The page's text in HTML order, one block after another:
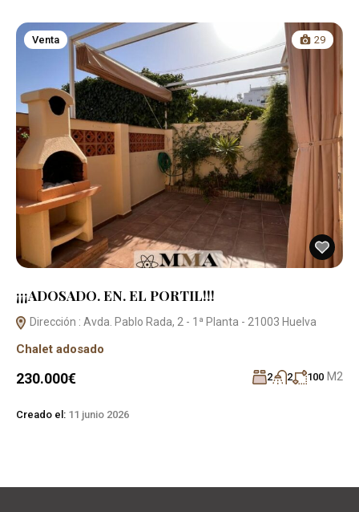
Venta 29
¡¡¡ADOSADO. EN. EL PORTIL!!!
Dirección : Avda. Pablo Rada, 2 - 1ª Planta - 21003 Huelva
Chalet adosado
230.000€ 2 2 100 M2
Creado el: 11 junio 2026